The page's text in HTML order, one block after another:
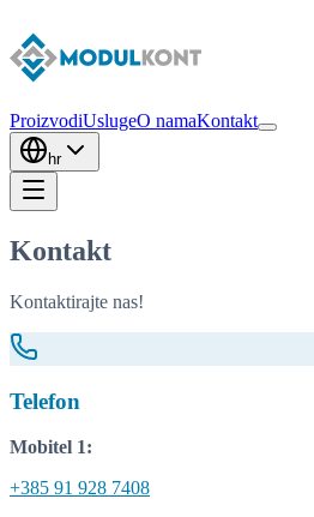
ProizvodiUslugeO namaKontakt
hr
Kontakt
Kontaktirajte nas!
Telefon
Mobitel 1:
+385 91 928 7408